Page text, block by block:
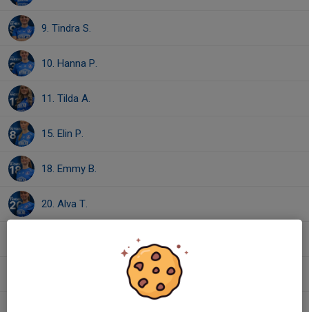
9. Tindra S.
10. Hanna P.
11. Tilda A.
15. Elin P.
18. Emmy B.
20. Alva T.